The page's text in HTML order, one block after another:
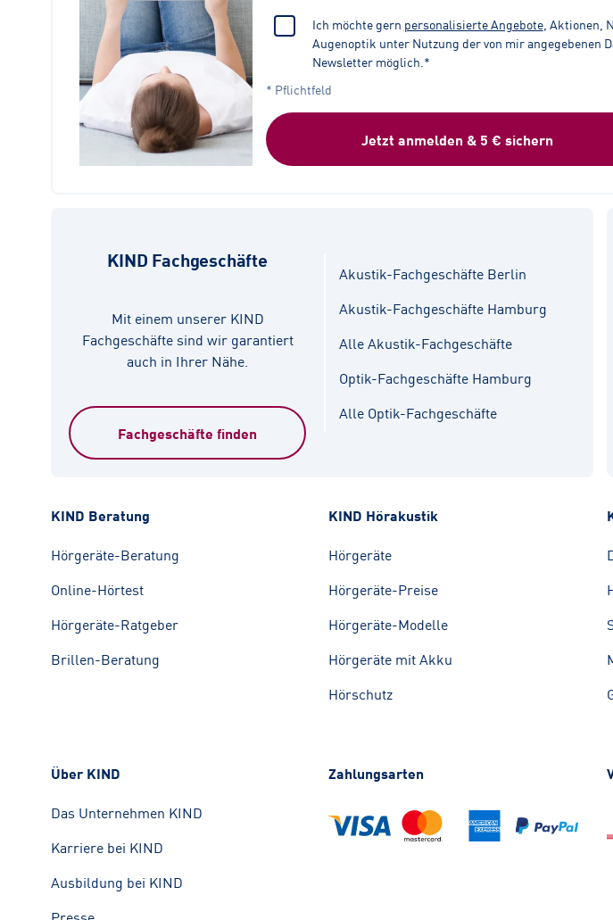
Ich möchte gern personalisierte Angebote, Aktionen,
Augenoptik unter Nutzung der von mir angegebenen
Newsletter möglich.*
* Pflichtfeld
Jetzt anmelden & 5 € sichern
KIND Fachgeschäfte
Mit einem unserer KIND
Fachgeschäfte sind wir garantiert
auch in Ihrer Nähe.
Akustik-Fachgeschäfte Berlin
Akustik-Fachgeschäfte Hamburg
Alle Akustik-Fachgeschäfte
Optik-Fachgeschäfte Hamburg
Alle Optik-Fachgeschäfte
Fachgeschäfte finden
KIND Beratung
Hörgeräte-Beratung
Online-Hörtest
Hörgeräte-Ratgeber
Brillen-Beratung
KIND Hörakustik
Hörgeräte
Hörgeräte-Preise
Hörgeräte-Modelle
Hörgeräte mit Akku
Hörschutz
Über KIND
Das Unternehmen KIND
Karriere bei KIND
Ausbildung bei KIND
Zahlungsarten